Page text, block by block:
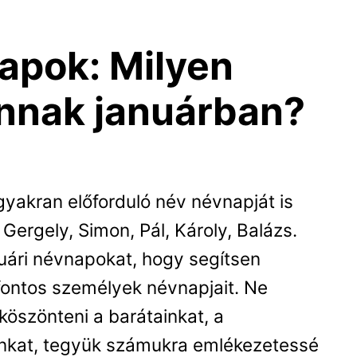
Milyen
januárban?
előforduló név névnapját is
Simon, Pál, Károly, Balázs.
névnapokat, hogy segítsen
személyek névnapjait. Ne
a barátainkat, a
tegyük számukra emlékezetessé